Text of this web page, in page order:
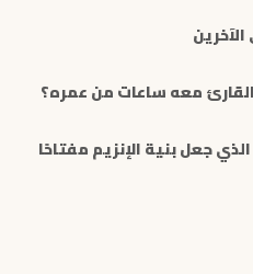
معه ساعات من عمره؟
جعل بنية الإنزيم مفتاحًا